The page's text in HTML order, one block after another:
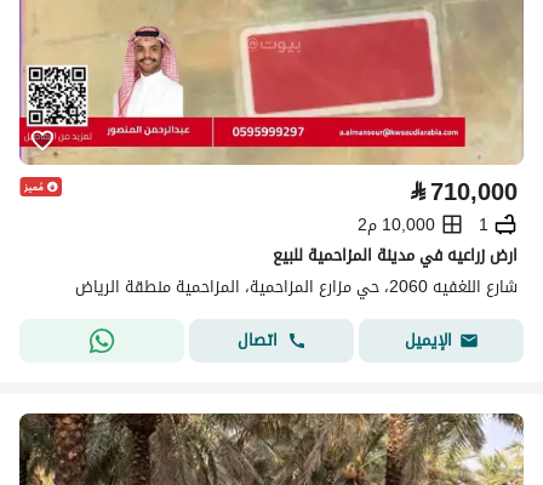
⃁710,000
1
10,000 م2
ارض زراعيه في مدينة المزاحمية للبيع
شارع اللغفيه 2060، حي مزارع المزاحمية، المزاحمية منطقة الرياض
الإيميل
اتصال